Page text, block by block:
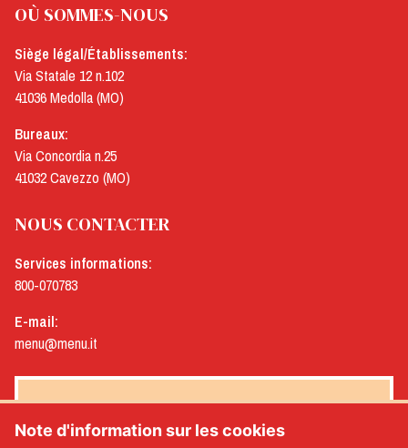
OÙ SOMMES-NOUS
Siège légal/Établissements:
Via Statale 12 n.102
41036 Medolla (MO)
Bureaux:
Via Concordia n.25
41032 Cavezzo (MO)
NOUS CONTACTER
Services informations:
800-070783
E-mail:
menu@menu.it
NEWSLETTER MENÙ
Note d'information sur les cookies